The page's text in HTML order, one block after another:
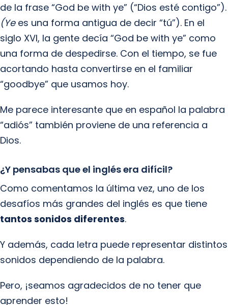
de la frase “God be with ye” (“Dios esté contigo”).
(Yees una forma antigua de decir “tú”). En el
siglo XVI, la gente decía “God be with ye” como
una forma de despedirse. Con el tiempo, se fue
acortando hasta convertirse en el familiar
“goodbye” que usamos hoy.
Me parece interesante que en español la palabra
“adiós” también proviene de una referencia a
Dios.
¿Y pensabas que el inglés era difícil?
Como comentamos la última vez, uno de los
desafíos más grandes del inglés es que tiene
tantos sonidos diferentes.
Y además, cada letra puede representar distintos
sonidos dependiendo de la palabra.
Pero, ¡seamos agradecidos de no tener que
aprender esto!